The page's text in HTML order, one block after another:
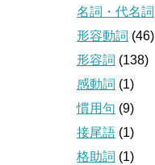
名詞・代名詞
形容動詞 (46)
形容詞 (138)
感動詞 (1)
慣用句 (9)
接尾語 (1)
格助詞 (1)